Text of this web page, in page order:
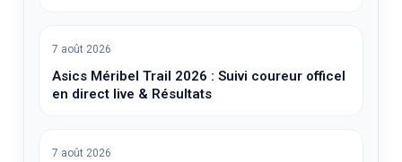
7 août 2026
Asics Méribel Trail 2026 : Suivi coureur officel
en direct live & Résultats
7 août 2026